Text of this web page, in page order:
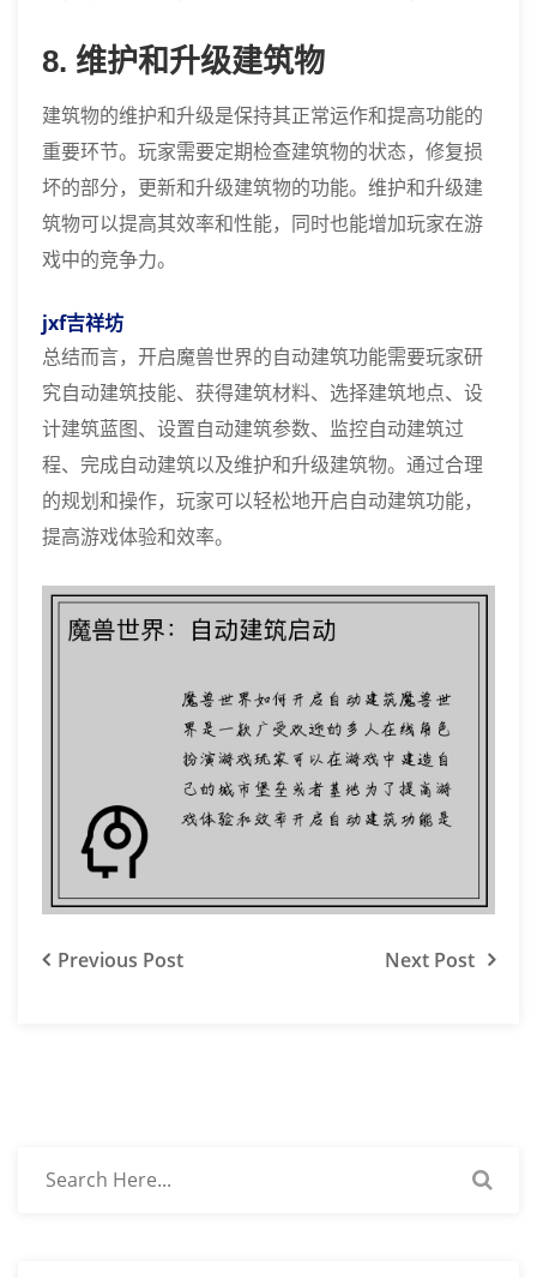
8. 维护和升级建筑物
建筑物的维护和升级是保持其正常运作和提高功能的
重要环节。玩家需要定期检查建筑物的状态，修复损
坏的部分，更新和升级建筑物的功能。维护和升级建
筑物可以提高其效率和性能，同时也能增加玩家在游
戏中的竞争力。
jxf吉祥坊
总结而言，开启魔兽世界的自动建筑功能需要玩家研
究自动建筑技能、获得建筑材料、选择建筑地点、设
计建筑蓝图、设置自动建筑参数、监控自动建筑过
程、完成自动建筑以及维护和升级建筑物。通过合理
的规划和操作，玩家可以轻松地开启自动建筑功能，
提高游戏体验和效率。
Previous Post Next Post